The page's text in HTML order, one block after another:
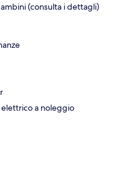
(consulta i dettagli)
a noleggio